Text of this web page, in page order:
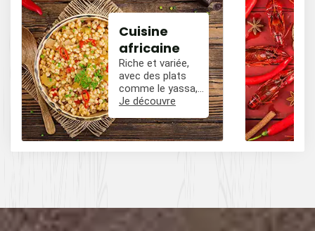
Cuisine
africaine
Riche et variée,
avec des plats
comme le yassa,
le poulet mafé, et
épicées avec du
poivre, du cumin,
et des piments.
Je découvre